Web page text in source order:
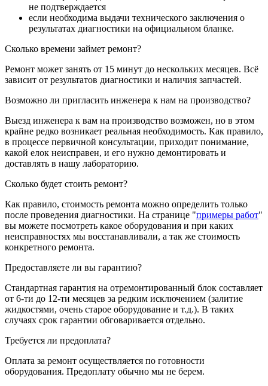
не подтверждается
если необходима выдачи технического заключения о
результатах диагностики на официальном бланке.
Сколько времени займет ремонт?
Ремонт может занять от 15 минут до нескольких месяцев. Всё
зависит от результатов диагностики и наличия запчастей.
Возможно ли пригласить инженера к нам на производство?
Выезд инженера к вам на производство возможен, но в этом
крайне редко возникает реальная необходимость. Как правило,
в процессе первичной консультации, приходит понимание,
какой елок неисправен, и его нужно демонтировать и
доставлять в нашу лабораторию.
Сколько будет стоить ремонт?
Как правило, стоимость ремонта можно определить только
после проведения диагностики. На странице "примеры работ"
вы можете посмотреть какое оборудования и при каких
неисправностях мы восстанавливали, а так же стоимость
конкретного ремонта.
Предоставляете ли вы гарантию?
Стандартная гарантия на отремонтированный блок составляет
от 6-ти до 12-ти месяцев за редким исключением (залитие
жидкостями, очень старое оборудование и т.д.). В таких
случаях срок гарантии обговаривается отдельно.
Требуется ли предоплата?
Оплата за ремонт осуществляется по готовности
оборудования. Предоплату обычно мы не берем.